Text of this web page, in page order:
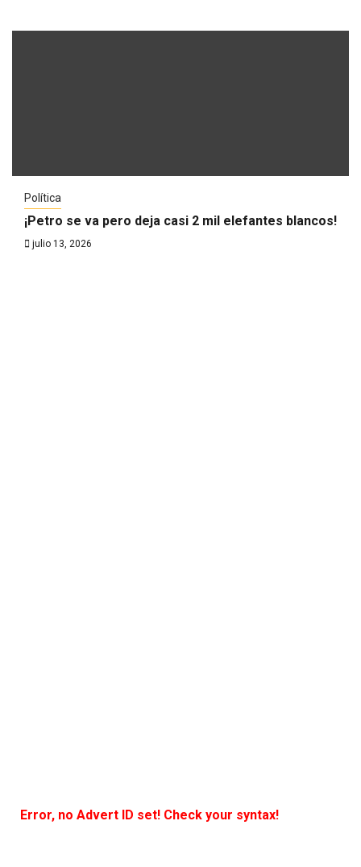
Política
¡Petro se va pero deja casi 2 mil elefantes blancos!
julio 13, 2026
Error, no Advert ID set! Check your syntax!